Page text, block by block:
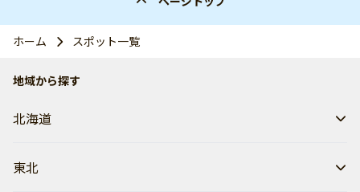
ホーム スポット一覧
地域から探す
北海道
東北